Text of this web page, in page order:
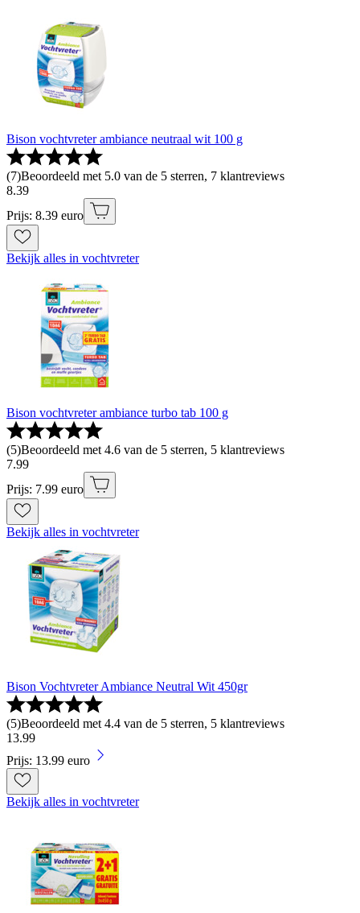
Bison vochtvreter ambiance neutraal wit 100 g
(7)Beoordeeld met 5.0 van de 5 sterren, 7 klantreviews
8.39
Prijs: 8.39 euro
Bekijk alles in vochtvreter
Bison vochtvreter ambiance turbo tab 100 g
(5)Beoordeeld met 4.6 van de 5 sterren, 5 klantreviews
7.99
Prijs: 7.99 euro
Bekijk alles in vochtvreter
Bison Vochtvreter Ambiance Neutral Wit 450gr
(5)Beoordeeld met 4.4 van de 5 sterren, 5 klantreviews
13.99
Prijs: 13.99 euro
Bekijk alles in vochtvreter